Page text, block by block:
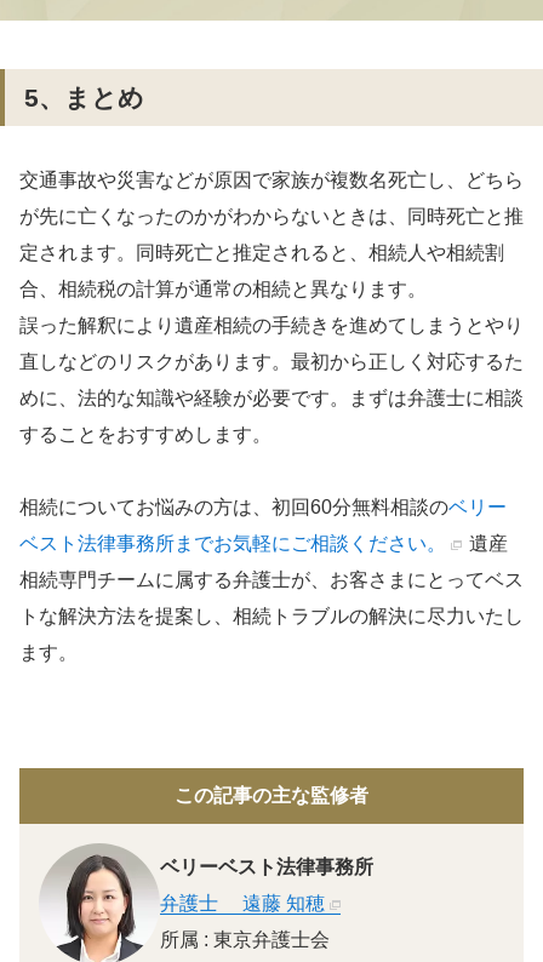
5、まとめ
交通事故や災害などが原因で家族が複数名死亡し、どちら
が先に亡くなったのかがわからないときは、同時死亡と推
定されます。同時死亡と推定されると、相続人や相続割
合、相続税の計算が通常の相続と異なります。
誤った解釈により遺産相続の手続きを進めてしまうとやり
直しなどのリスクがあります。最初から正しく対応するた
めに、法的な知識や経験が必要です。まずは弁護士に相談
することをおすすめします。
相続についてお悩みの方は、初回60分無料相談のベリー
ベスト法律事務所までお気軽にご相談ください。
遺産
相続専門チームに属する弁護士が、お客さまにとってベス
トな解決方法を提案し、相続トラブルの解決に尽力いたし
ます。
この記事の主な監修者
ベリーベスト法律事務所
弁護士
遠藤 知穂
所属 : 東京弁護士会